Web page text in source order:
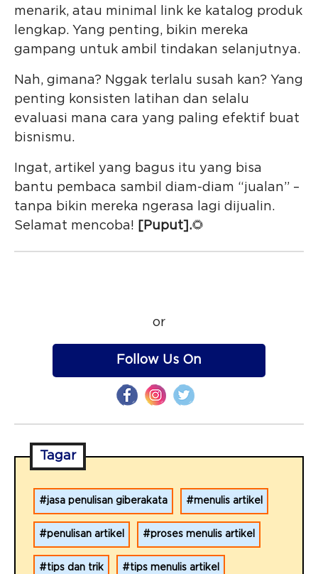
menarik, atau minimal link ke katalog produk
lengkap. Yang penting, bikin mereka
gampang untuk ambil tindakan selanjutnya.
Nah, gimana? Nggak terlalu susah kan? Yang
penting konsisten latihan dan selalu
evaluasi mana cara yang paling efektif buat
bisnismu.
Ingat, artikel yang bagus itu yang bisa
bantu pembaca sambil diam-diam “jualan” –
tanpa bikin mereka ngerasa lagi dijualin.
Selamat mencoba! [Puput].🌻
or
Follow Us On
Tagar
jasa penulisan giberakata menulis artikel
penulisan artikel proses menulis artikel
tips dan trik tips menulis artikel